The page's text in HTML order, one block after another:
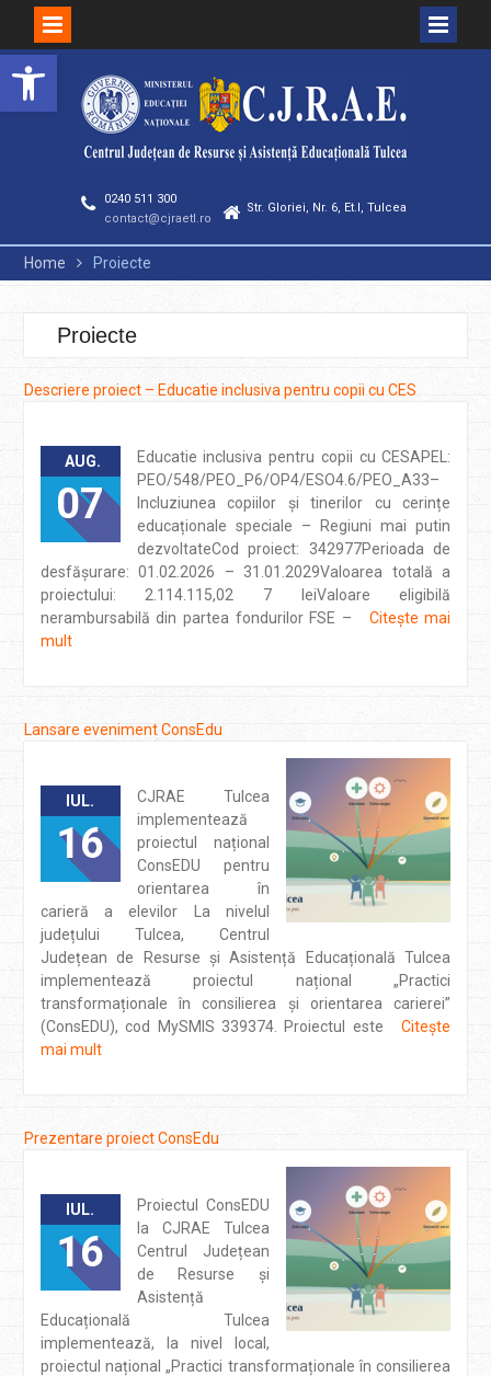
Skip
to
content
0240 511 300
contact@cjraetl.ro
Str. Gloriei, Nr. 6, Et.I, Tulcea
Home Proiecte
Proiecte
Descriere proiect – Educatie inclusiva pentru copii cu CES
AUG.
07
Educatie inclusiva pentru copii cu CESAPEL:
PEO/548/PEO_P6/OP4/ESO4.6/PEO_A33–
Incluziunea copiilor și tinerilor cu cerințe
educaționale speciale – Regiuni mai putin
dezvoltateCod proiect: 342977Perioada de
desfășurare: 01.02.2026 – 31.01.2029Valoarea totală a
proiectului: 2.114.115,02 7 leiValoare eligibilă
nerambursabilă din partea fondurilor FSE –
Citește mai
mult
Lansare eveniment ConsEdu
IUL.
16
CJRAE Tulcea
implementează
proiectul național
ConsEDU pentru
orientarea în
carieră a elevilor La nivelul
județului Tulcea, Centrul
Județean de Resurse și Asistență Educațională Tulcea
implementează proiectul național „Practici
transformaționale în consilierea și orientarea carierei”
(ConsEDU), cod MySMIS 339374. Proiectul este
Citește
mai mult
Prezentare proiect ConsEdu
IUL.
16
Proiectul ConsEDU
la CJRAE Tulcea
Centrul Județean
de Resurse și
Asistență
Educațională Tulcea
implementează, la nivel local,
proiectul național „Practici transformaționale în consilierea
Deschide bara de unelte